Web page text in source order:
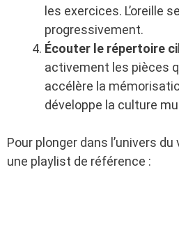
les exercices. L’oreille
progressivement.
Écouter le répertoire
activement les pièces
accélère la
développe la culture
Pour plonger dans l’univers
une playlist de référence :